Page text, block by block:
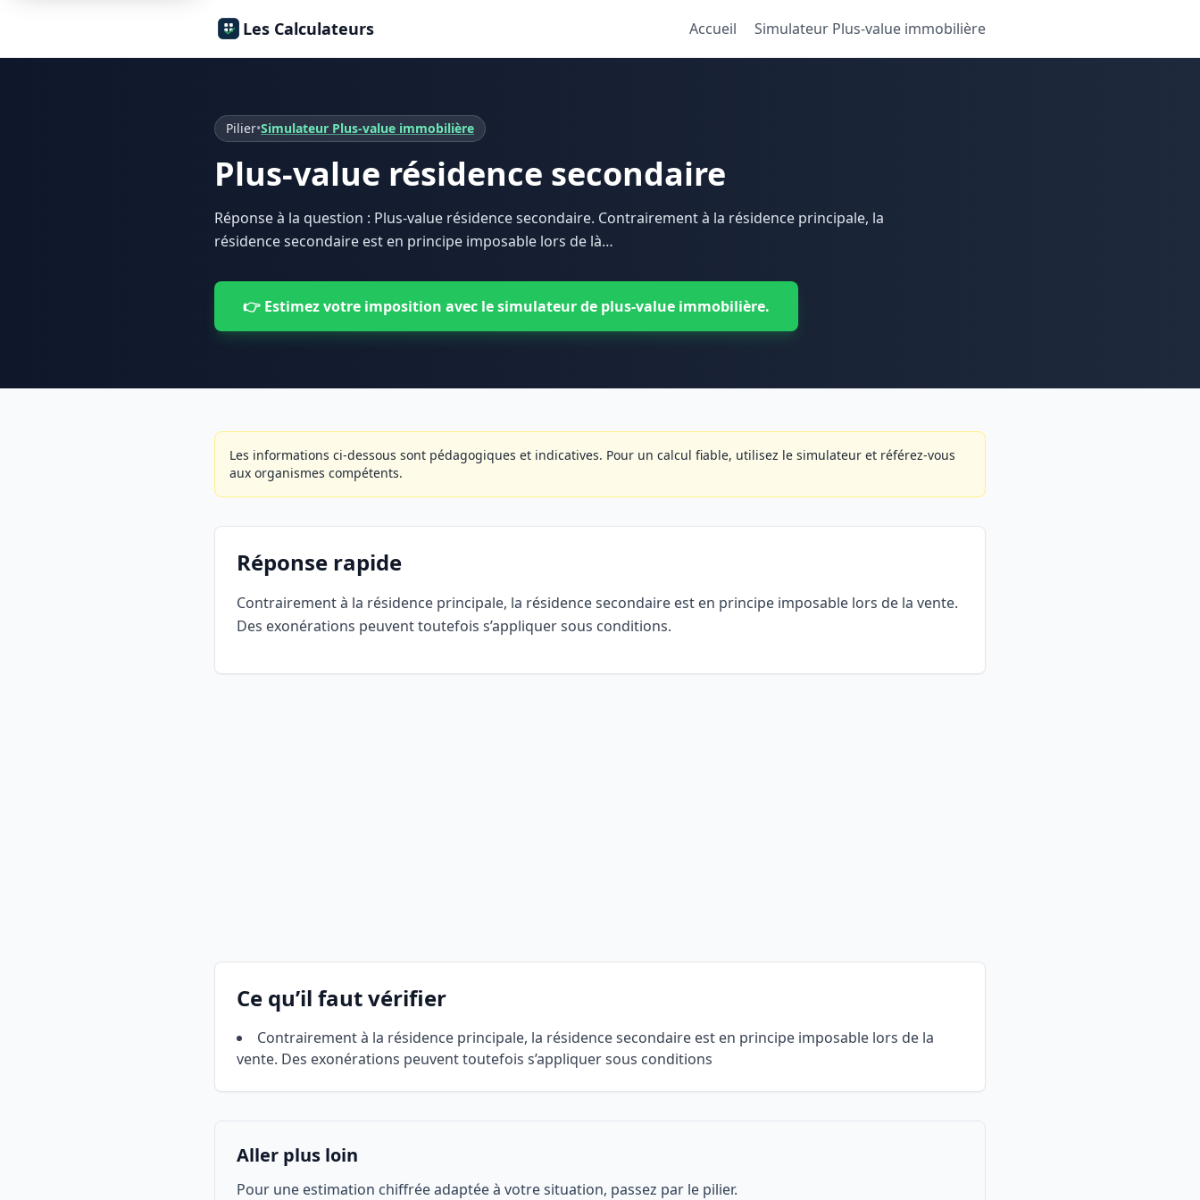
Les Calculateurs Accueil Simulateur Plus-value immobilière
Pilier•Simulateur Plus-value immobilière
Plus-value résidence secondaire
Réponse à la question : Plus-value résidence secondaire. Contrairement à la résidence principale, la
résidence secondaire est en principe imposable lors de là…
👉 Estimez votre imposition avec le simulateur de plus-value immobilière.
Les informations ci-dessous sont pédagogiques et indicatives. Pour un calcul fiable, utilisez le simulateur et référez-vous
aux organismes compétents.
Réponse rapide
Contrairement à la résidence principale, la résidence secondaire est en principe imposable lors de la vente.
Des exonérations peuvent toutefois s’appliquer sous conditions.
Ce qu’il faut vérifier
Contrairement à la résidence principale, la résidence secondaire est en principe imposable lors de la
vente. Des exonérations peuvent toutefois s’appliquer sous conditions
Aller plus loin
Pour une estimation chiffrée adaptée à votre situation, passez par le pilier.